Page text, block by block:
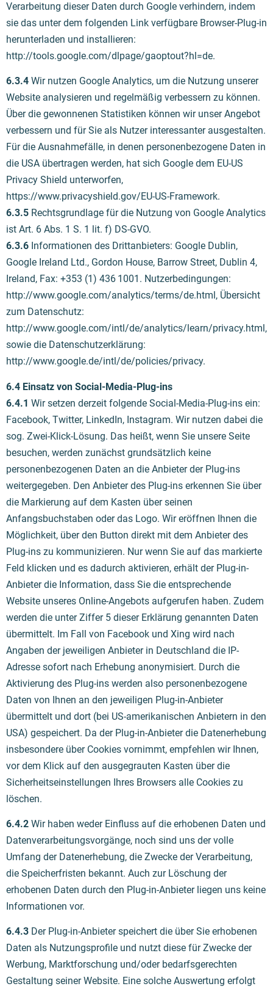
Verarbeitung dieser Daten durch Google verhindern, indem
sie das unter dem folgenden Link verfügbare Browser-Plug-in
herunterladen und installieren:
http://tools.google.com/dlpage/gaoptout?hl=de.
6.3.4 Wir nutzen Google Analytics, um die Nutzung unserer
Website analysieren und regelmäßig verbessern zu können.
Über die gewonnenen Statistiken können wir unser Angebot
verbessern und für Sie als Nutzer interessanter ausgestalten.
Für die Ausnahmefälle, in denen personenbezogene Daten in
die USA übertragen werden, hat sich Google dem EU-US
Privacy Shield unterworfen,
https://www.privacyshield.gov/EU-US-Framework.
6.3.5 Rechtsgrundlage für die Nutzung von Google Analytics
ist Art. 6 Abs. 1 S. 1 lit. f) DS-GVO.
6.3.6 Informationen des Drittanbieters: Google Dublin,
Google Ireland Ltd., Gordon House, Barrow Street, Dublin 4,
Ireland, Fax: +353 (1) 436 1001. Nutzerbedingungen:
http://www.google.com/analytics/terms/de.html, Übersicht
zum Datenschutz:
http://www.google.com/intl/de/analytics/learn/privacy.html,
sowie die Datenschutzerklärung:
http://www.google.de/intl/de/policies/privacy.
6.4 Einsatz von Social-Media-Plug-ins
6.4.1 Wir setzen derzeit folgende Social-Media-Plug-ins ein:
Facebook, Twitter, LinkedIn, Instagram. Wir nutzen dabei die
sog. Zwei-Klick-Lösung. Das heißt, wenn Sie unsere Seite
besuchen, werden zunächst grundsätzlich keine
personenbezogenen Daten an die Anbieter der Plug-ins
weitergegeben. Den Anbieter des Plug-ins erkennen Sie über
die Markierung auf dem Kasten über seinen
Anfangsbuchstaben oder das Logo. Wir eröffnen Ihnen die
Möglichkeit, über den Button direkt mit dem Anbieter des
Plug-ins zu kommunizieren. Nur wenn Sie auf das markierte
Feld klicken und es dadurch aktivieren, erhält der Plug-in-
Anbieter die Information, dass Sie die entsprechende
Website unseres Online-Angebots aufgerufen haben. Zudem
werden die unter Ziffer 5 dieser Erklärung genannten Daten
übermittelt. Im Fall von Facebook und Xing wird nach
Angaben der jeweiligen Anbieter in Deutschland die IP-
Adresse sofort nach Erhebung anonymisiert. Durch die
Aktivierung des Plug-ins werden also personenbezogene
Daten von Ihnen an den jeweiligen Plug-in-Anbieter
übermittelt und dort (bei US-amerikanischen Anbietern in den
USA) gespeichert. Da der Plug-in-Anbieter die Datenerhebung
insbesondere über Cookies vornimmt, empfehlen wir Ihnen,
vor dem Klick auf den ausgegrauten Kasten über die
Sicherheitseinstellungen Ihres Browsers alle Cookies zu
löschen.
6.4.2 Wir haben weder Einfluss auf die erhobenen Daten und
Datenverarbeitungsvorgänge, noch sind uns der volle
Umfang der Datenerhebung, die Zwecke der Verarbeitung,
die Speicherfristen bekannt. Auch zur Löschung der
erhobenen Daten durch den Plug-in-Anbieter liegen uns keine
Informationen vor.
6.4.3 Der Plug-in-Anbieter speichert die über Sie erhobenen
Daten als Nutzungsprofile und nutzt diese für Zwecke der
Werbung, Marktforschung und/oder bedarfsgerechten
Gestaltung seiner Website. Eine solche Auswertung erfolgt